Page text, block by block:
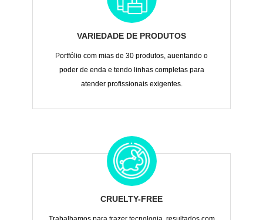
VARIEDADE DE PRODUTOS
Portfólio com mias de 30 produtos, auentando o
poder de enda e tendo linhas completas para
atender profissionais exigentes.
CRUELTY-FREE